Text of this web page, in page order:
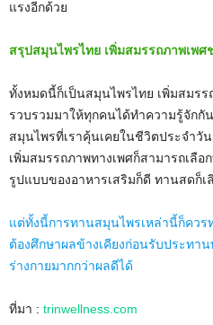
แรงอีกด้วย
สรุปสมุนไพรไทย เพิ่มสมรรถภาพเพศ
ทั้งหมดนี้ก็เป็นสมุนไพรไทย เพิ่มสมรร
รวบรวมมาให้ทุกคนได้ทำความรู้จัก
สมุนไพรที่เราคุ้นเคยในชีวิตประจำวั
เพิ่มสมรรถภาพทางเพศก็สามารถเลื
รูปแบบของอาหารเสริมก็ดี ทานสดก็
แต่ทั้งนี้การทานสมุนไพรเหล่านี้ก็คว
ต้องศึกษาผลข้างเคียงก่อนรับประทา
ร่างกายมากกว่าผลดีได้
ที่มา : trinwellness.com